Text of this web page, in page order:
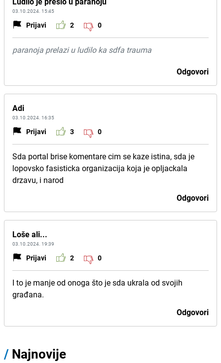
03.10.2024. 15:45
Prijavi 2 0
paranoja prelazi u ludilo ka sdfa trauma
Odgovori
Adi
03.10.2024. 16:35
Prijavi 3 0
Sda portal brise komentare cim se kaze istina, sda je
lopovsko fasisticka organizacija koja je opljackala
drzavu, i narod
Odgovori
Loše ali...
03.10.2024. 19:39
Prijavi 2 0
I to je manje od onoga što je sda ukrala od svojih
građana.
Odgovori
/ Najnovije